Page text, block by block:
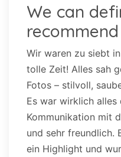
We can
Wir waren zu siebt
tolle Zeit! Alles sah
Fotos – stilvoll,
Es war wirklich alles
Kommunikation mit
und sehr freundlich.
ein Highlight und